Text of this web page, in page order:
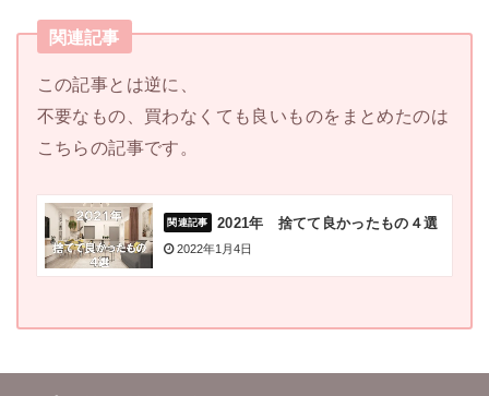
関連記事
この記事とは逆に、
不要なもの、買わなくても良いものをまとめたのは
こちらの記事です。
2021年 捨てて良かったもの４選
2022年1月4日